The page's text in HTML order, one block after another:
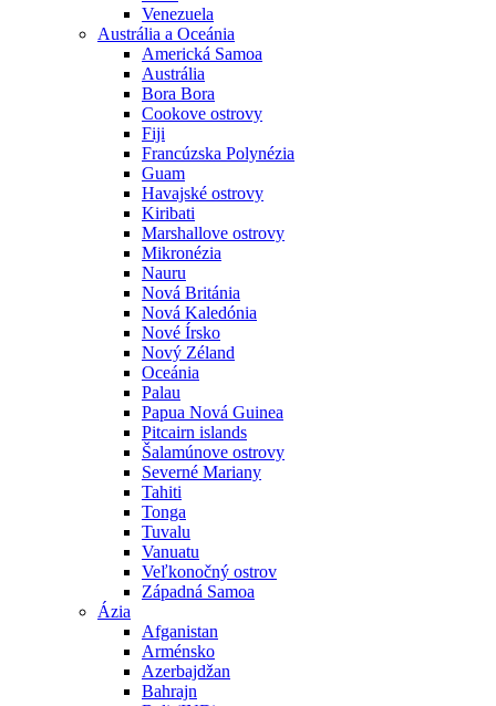
Venezuela
Austrália a Oceánia
Americká Samoa
Austrália
Bora Bora
Cookove ostrovy
Fiji
Francúzska Polynézia
Guam
Havajské ostrovy
Kiribati
Marshallove ostrovy
Mikronézia
Nauru
Nová Británia
Nová Kaledónia
Nové Írsko
Nový Zéland
Oceánia
Palau
Papua Nová Guinea
Pitcairn islands
Šalamúnove ostrovy
Severné Mariany
Tahiti
Tonga
Tuvalu
Vanuatu
Veľkonočný ostrov
Západná Samoa
Ázia
Afganistan
Arménsko
Azerbajdžan
Bahrajn